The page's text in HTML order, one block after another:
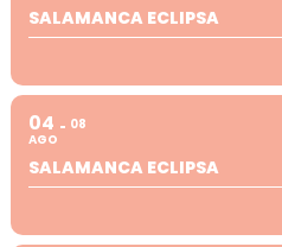
SALAMANCA ECLIPSA
04
AGO
08
SALAMANCA ECLIPSA